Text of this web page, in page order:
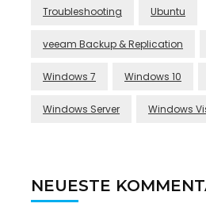
Troubleshooting Ubuntu
veeam Backup & Replication
Windows 7 Windows 10
Windows Server Windows
NEUESTE